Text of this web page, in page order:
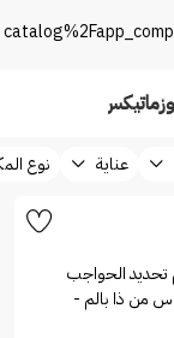
عناية نوع